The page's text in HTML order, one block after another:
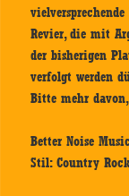
Revier, die mit
der bisherigen
verfolgt werden
Bitte mehr
Better Noise
Stil: Country Rock